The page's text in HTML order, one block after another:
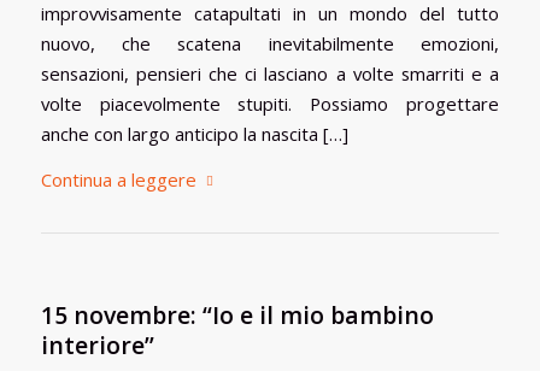
improvvisamente catapultati in un mondo del tutto
nuovo, che scatena inevitabilmente emozioni,
sensazioni, pensieri che ci lasciano a volte smarriti e a
volte piacevolmente stupiti. Possiamo progettare
anche con largo anticipo la nascita […]
Continua a leggere
15 novembre: “Io e il mio bambino
interiore”